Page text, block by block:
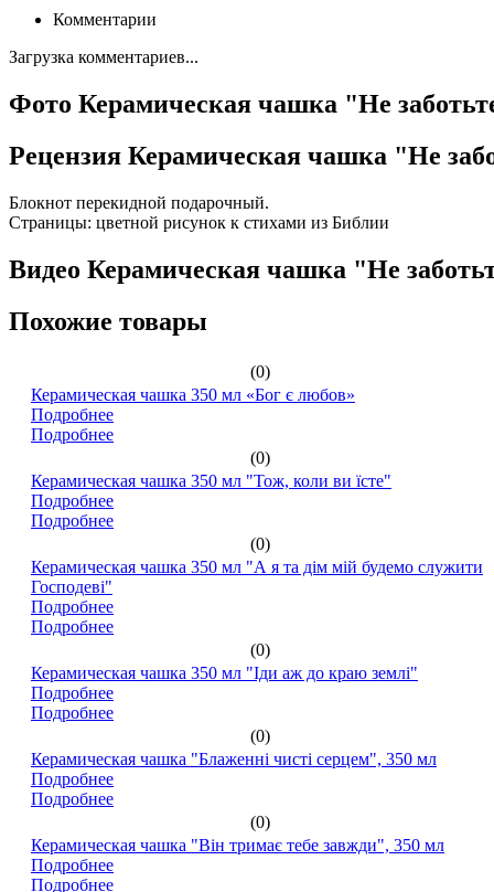
Комментарии
Загрузка комментариев...
Фото Керамическая чашка "Не
Рецензия Керамическая чашка "Не
Блокнот перекидной подарочный.
Страницы: цветной рисунок к стихами из Библии
Видео Керамическая чашка "Не
Похожие товары
(0)
Керамическая чашка 350 мл «Бог є любов»
Подробнее
Подробнее
(0)
Керамическая чашка 350 мл "Тож, коли ви їсте"
Подробнее
Подробнее
(0)
Керамическая чашка 350 мл "А я та дім мій будемо служити
Господеві"
Подробнее
Подробнее
(0)
Керамическая чашка 350 мл "Іди аж до краю землі"
Подробнее
Подробнее
(0)
Керамическая чашка "Блаженні чисті серцем", 350 мл
Подробнее
Подробнее
(0)
Керамическая чашка "Він тримає тебе завжди", 350 мл
Подробнее
Подробнее